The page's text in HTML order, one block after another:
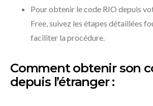
Pour obtenir le code RIO depuis
Free, suivez les étapes détaillées
faciliter la procédure.
Comment obtenir son
depuis l’étranger :